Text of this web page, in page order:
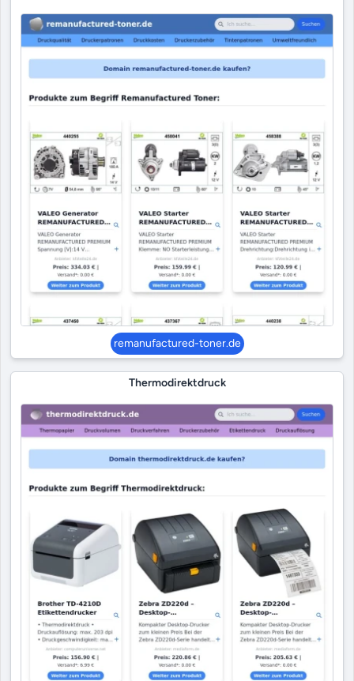
remanufactured-toner.de
Thermodirektdruck